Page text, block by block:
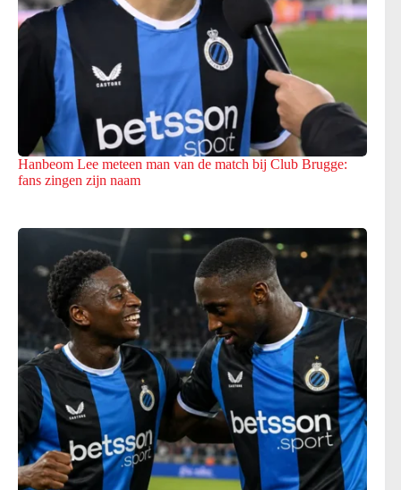
Hanbeom Lee meteen man van de match bij Club Brugge:
fans zingen zijn naam